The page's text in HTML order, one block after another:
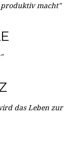
produktiv macht"
das Leben zur